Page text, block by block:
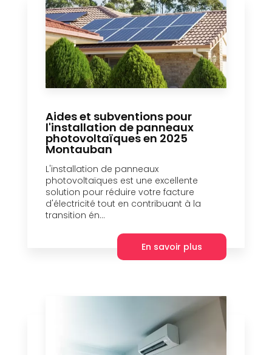
Aides et subventions pour
l'installation de panneaux
photovoltaïques en 2025
Montauban
L'installation de panneaux
photovoltaïques est une excellente
solution pour réduire votre facture
d'électricité tout en contribuant à la
transition én...
En savoir plus